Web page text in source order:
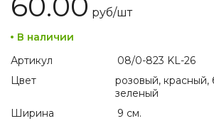
руб/шт
В наличии
Артикул
08/0-823 KL-26
Цвет
розовый,
зеленый
Ширина
9 см.